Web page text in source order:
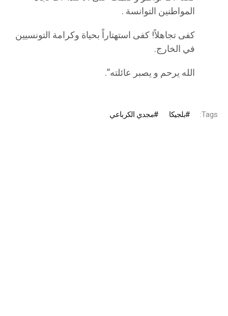
المواطنين التوانسة .
كفى تجاهلاً! كفى استهتاراً بحياة وكرامة التونسيين
في الخارج.
الله يرحم و يصبر عائلته”.
Tags: بلجيكا مجدي الكرباعي